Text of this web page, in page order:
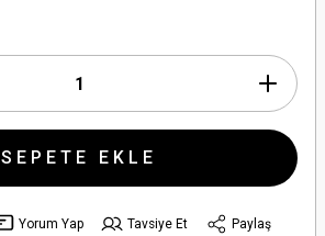
SEPETE EKLE
Yorum Yap Tavsiye Et
Paylaş